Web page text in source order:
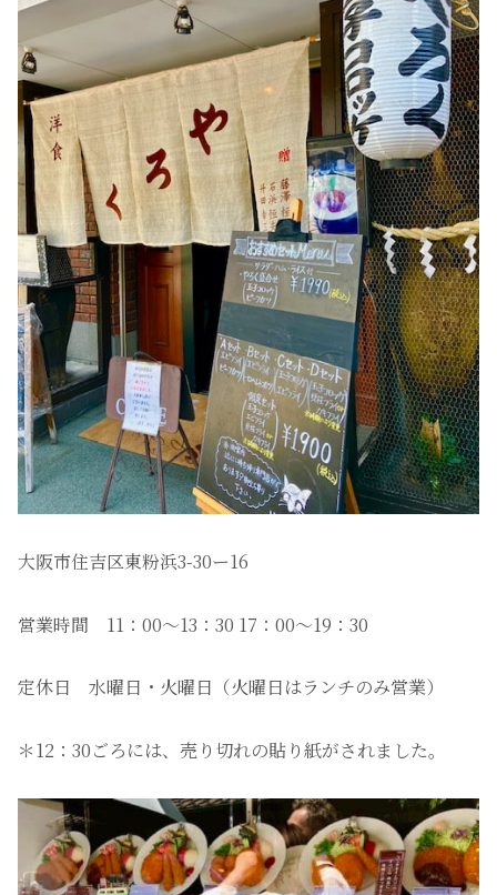
大阪市住吉区東粉浜3-30ー16
営業時間 11：00〜13：30 17：00〜19：30
定休日 水曜日・火曜日（火曜日はランチのみ営業）
＊12：30ごろには、売り切れの貼り紙がされました。